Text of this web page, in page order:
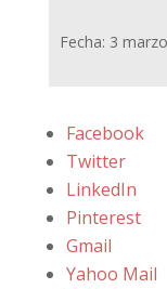
Fecha: 3
Facebook
Twitter
LinkedIn
Pinterest
Gmail
Yahoo Mail